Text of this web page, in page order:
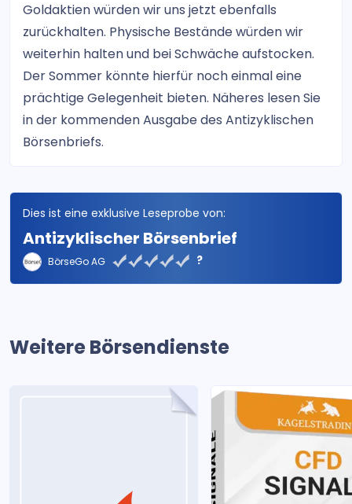
Goldaktien würden wir uns jetzt ebenfalls
zurückhalten. Physische Bestände würden wir
weiterhin halten und bei Schwäche aufstocken.
Der Sommer könnte hierfür noch einmal eine
prächtige Gelegenheit bieten. Näheres lesen Sie
in der kommenden Ausgabe des Antizyklischen
Börsenbriefs.
Dies ist eine exklusive Leseprobe von:
Antizyklischer Börsenbrief
BörseGo AG ?
Weitere Börsendienste